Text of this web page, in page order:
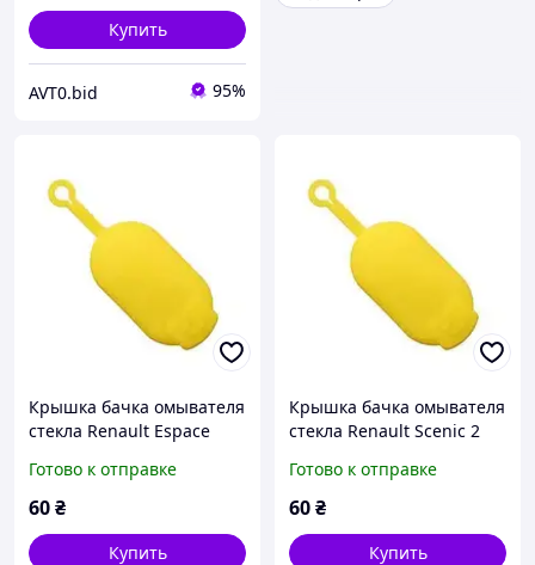
Купить
AVT0.bid 95%
Крышка бачка омывателя
стекла Renault Espace
7700812930 6001548742
Готово к отправке
60₴
Купить
Крышка бачка омывателя
стекла Renault Scenic 2
7700812930 6001548742
Готово к отправке
60₴
Купить